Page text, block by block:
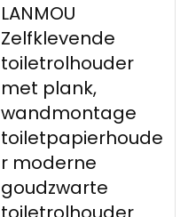
LANMOU
Zelfklevende
toiletrolhouder
met plank,
wandmontage
toiletpapierhoude
r moderne
goudzwarte